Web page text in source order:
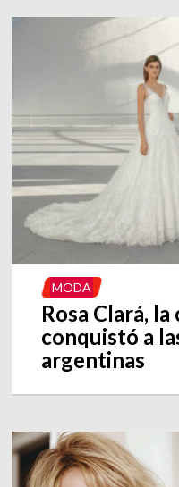
MODA
Rosa Clará,
conquistó a
argentinas